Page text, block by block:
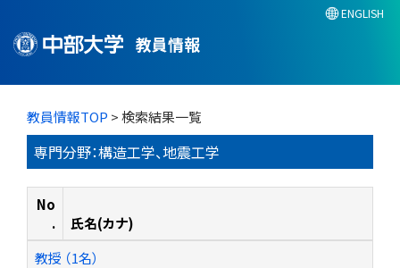
教員情報
ENGLISH
教員情報TOP > 検索結果一覧
専門分野：構造工学、地震工学
No
.
氏名(カナ)
教授 （1名）